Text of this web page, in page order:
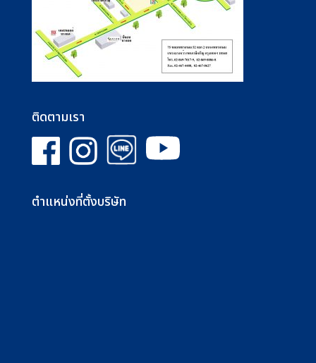
ติดตามเรา
ตำแหน่งที่ตั้งบริษัท